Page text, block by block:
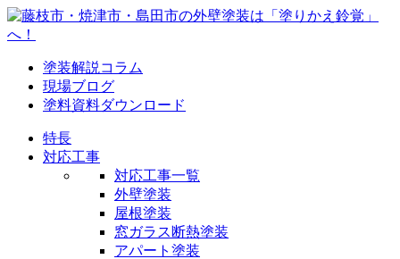
塗装解説コラム
現場ブログ
塗料資料ダウンロード
特長
対応工事
対応工事一覧
外壁塗装
屋根塗装
窓ガラス断熱塗装
アパート塗装